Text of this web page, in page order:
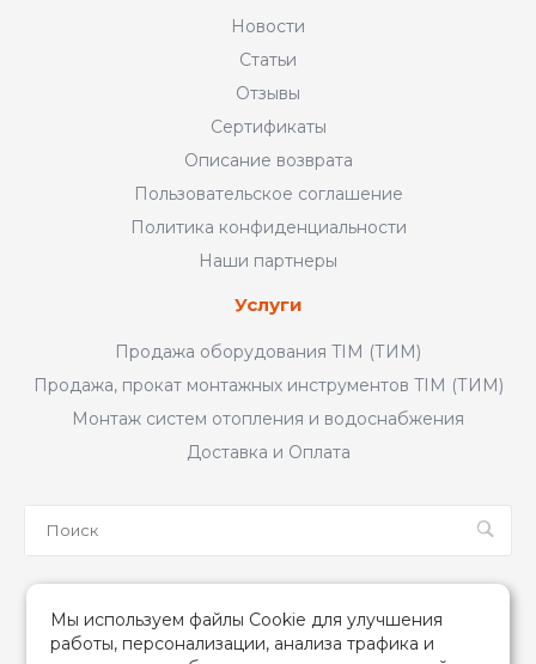
Новости
Статьи
Отзывы
Сертификаты
Описание возврата
Пользовательское соглашение
Политика конфиденциальности
Наши партнеры
Услуги
Продажа оборудования TIM (ТИМ)
Продажа, прокат монтажных инструментов TIM (ТИМ)
Монтаж систем отопления и водоснабжения
Доставка и Оплата
Мы используем файлы Cookie для улучшения
работы, персонализации, анализа трафика и